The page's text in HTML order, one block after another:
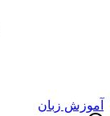
آموزش زبان